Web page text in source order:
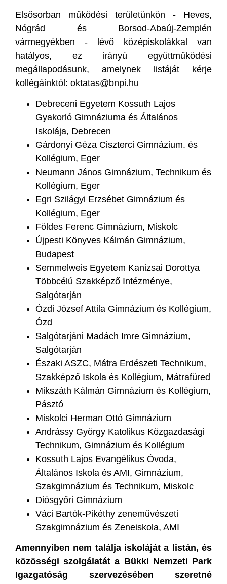
Elsősorban működési területünkön - Heves,
Nógrád és Borsod-Abaúj-Zemplén
vármegyékben - lévő középiskolákkal van
hatályos, ez irányú együttműködési
megállapodásunk, amelynek listáját kérje
kollégáinktól: oktatas@bnpi.hu
Debreceni Egyetem Kossuth Lajos
Gyakorló Gimnáziuma és Általános
Iskolája, Debrecen
Gárdonyi Géza Ciszterci Gimnázium. és
Kollégium, Eger
Neumann János Gimnázium, Technikum és
Kollégium, Eger
Egri Szilágyi Erzsébet Gimnázium és
Kollégium, Eger
Földes Ferenc Gimnázium, Miskolc
Újpesti Könyves Kálmán Gimnázium,
Budapest
Semmelweis Egyetem Kanizsai Dorottya
Többcélú Szakképző Intézménye,
Salgótarján
Ózdi József Attila Gimnázium és Kollégium,
Ózd
Salgótarjáni Madách Imre Gimnázium,
Salgótarján
Északi ASZC, Mátra Erdészeti Technikum,
Szakképző Iskola és Kollégium, Mátrafüred
Mikszáth Kálmán Gimnázium és Kollégium,
Pásztó
Miskolci Herman Ottó Gimnázium
Andrássy György Katolikus Közgazdasági
Technikum, Gimnázium és Kollégium
Kossuth Lajos Evangélikus Óvoda,
Általános Iskola és AMI, Gimnázium,
Szakgimnázium és Technikum, Miskolc
Diósgyőri Gimnázium
Váci Bartók-Pikéthy zeneművészeti
Szakgimnázium és Zeneiskola, AMI
Amennyiben nem találja iskoláját a listán, és
közösségi szolgálatát a Bükki Nemzeti Park
Igazgatóság szervezésében szeretné